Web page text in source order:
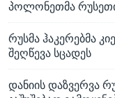
პოლონეთმა
რუსმა ჰაკერებმა
შეღწევა სცადეს
დანიის დაზვერვა